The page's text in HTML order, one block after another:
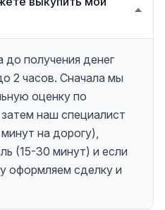
до получения денег
2 часов. Сначала мы
оценку по
наш специалист
на дорогу),
(15-30 минут) и если
оформляем сделку и